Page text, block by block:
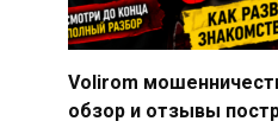
Volirom
обзор и отзывы